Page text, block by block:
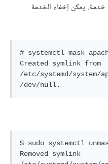
# systemctl mask
Created symlink from
/etc/systemd/system/
/dev/null.
$ sudo systemctl
Removed symlink